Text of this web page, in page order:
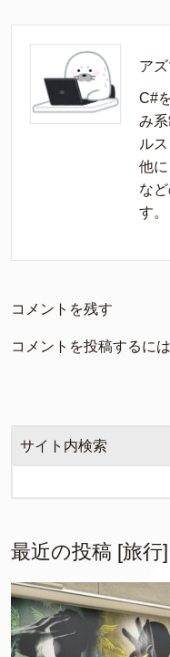
ア
C#
み
ル
他
な
す。
コメントを残す
コメントを投稿するには
サイト内検索
最近の投稿 [旅行]